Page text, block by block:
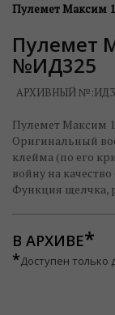
Пулемет Максим
Пулемет
№ИД325
АРХИВНЫЙ №:
Пулемет Максим
Оригинальный
клейма (по его
войну на
Функция щелчка,
В АРХИВЕ
*Доступен только